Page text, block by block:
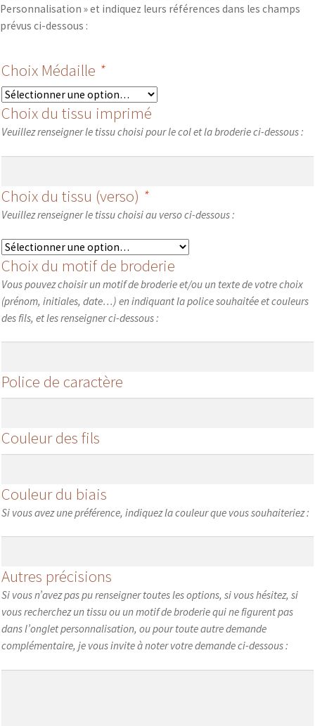
Personnalisation » et indiquez leurs références dans les champs
prévus ci-dessous :
Choix Médaille *
Choix du tissu imprimé
Veuillez renseigner le tissu choisi pour le col et la broderie ci-dessous :
Choix du tissu (verso) *
Veuillez renseigner le tissu choisi au verso ci-dessous :
Choix du motif de broderie
Vous pouvez choisir un motif de broderie et/ou un texte de votre choix
(prénom, initiales, date…) en indiquant la police souhaitée et couleurs
des fils, et les renseigner ci-dessous :
Police de caractère
Couleur des fils
Couleur du biais
Si vous avez une préférence, indiquez la couleur que vous souhaiteriez :
Autres précisions
Si vous n’avez pas pu renseigner toutes les options, si vous hésitez, si
vous recherchez un tissu ou un motif de broderie qui ne figurent pas
dans l’onglet personnalisation, ou pour toute autre demande
complémentaire, je vous invite à noter votre demande ci-dessous :